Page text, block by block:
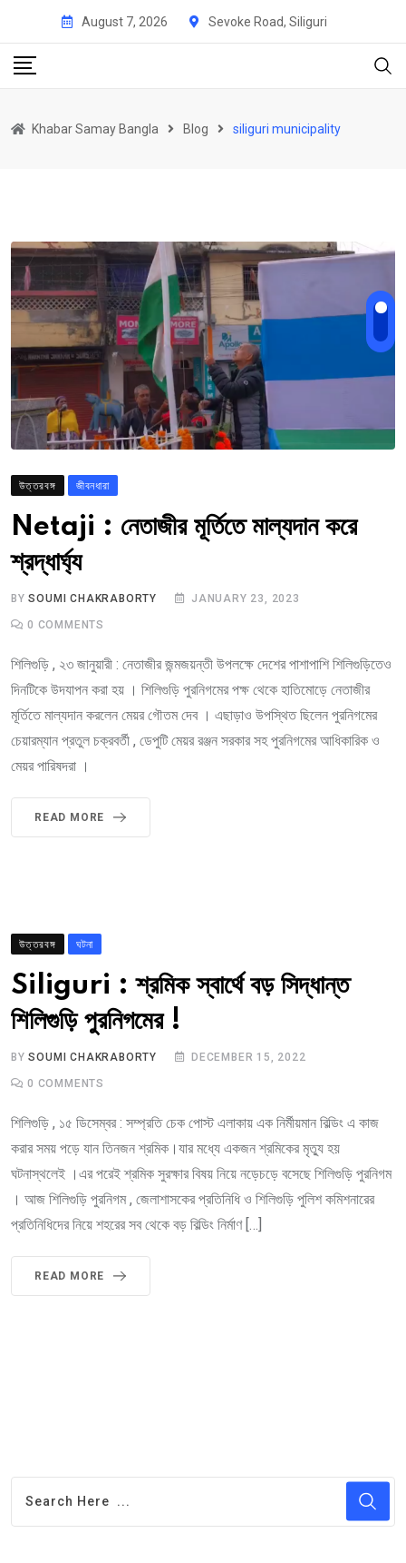
content
August 7, 2026 Sevoke Road, Siliguri
Khabar Samay Bangla Blog siliguri municipality
উত্তরবঙ্গ জীবনধারা
Netaji : নেতাজীর মূর্তিতে মাল্যদান করে
শ্রদ্ধার্ঘ্য
BYSOUMI CHAKRABORTY JANUARY 23, 2023
0 COMMENTS
শিলিগুড়ি , ২৩ জানুয়ারী : নেতাজীর জন্মজয়ন্তী উপলক্ষে দেশের পাশাপাশি শিলিগুড়িতেও
দিনটিকে উদযাপন করা হয় । শিলিগুড়ি পুরনিগমের পক্ষ থেকে হাতিমোড়ে নেতাজীর
মূর্তিতে মাল্যদান করলেন মেয়র গৌতম দেব । এছাড়াও উপস্থিত ছিলেন পুরনিগমের
চেয়ারম্যান প্রতুল চক্রবর্তী , ডেপুটি মেয়র রঞ্জন সরকার সহ পুরনিগমের আধিকারিক ও
মেয়র পারিষদরা ।
READ MORE
উত্তরবঙ্গ ঘটনা
Siliguri : শ্রমিক স্বার্থে বড় সিদ্ধান্ত
শিলিগুড়ি পুরনিগমের !
BYSOUMI CHAKRABORTY DECEMBER 15, 2022
0 COMMENTS
শিলিগুড়ি , ১৫ ডিসেম্বর : সম্প্রতি চেক পোস্ট এলাকায় এক নির্মীয়মান বিল্ডিং এ কাজ
করার সময় পড়ে যান তিনজন শ্রমিক।যার মধ্যে একজন শ্রমিকের মৃত্যু হয়
ঘটনাস্থলেই ।এর পরেই শ্রমিক সুরক্ষার বিষয় নিয়ে নড়েচড়ে বসেছে শিলিগুড়ি পুরনিগম
। আজ শিলিগুড়ি পুরনিগম , জেলাশাসকের প্রতিনিধি ও শিলিগুড়ি পুলিশ কমিশনারের
প্রতিনিধিদের নিয়ে শহরের সব থেকে বড় বিল্ডিং নির্মাণ […]
READ MORE